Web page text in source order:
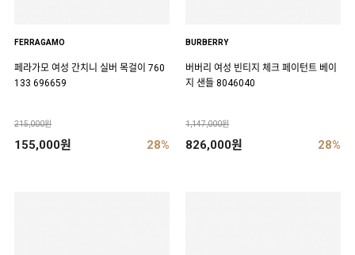
FERRAGAMO
페라가모 여성 간치니 실버 목걸이 760
133 696659
215,000원
155,000원 28%
BURBERRY
버버리 여성 빈티지 체크 페이턴트 베이
지 샌들 8046040
1,147,000원
826,000원 28%